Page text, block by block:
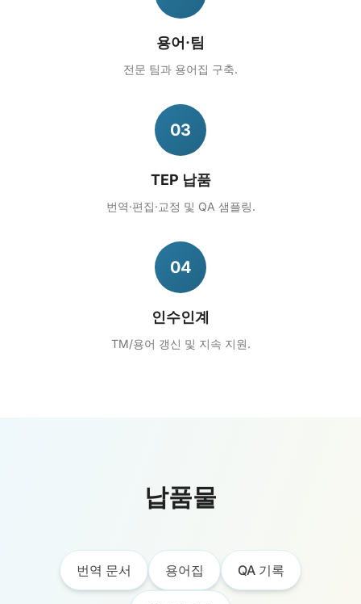
용어·팀
전문 팀과 용어집 구축.
03
TEP 납품
번역·편집·교정 및 QA 샘플링.
04
인수인계
TM/용어 갱신 및 지속 지원.
납품물
번역 문서 용어집 QA 기록